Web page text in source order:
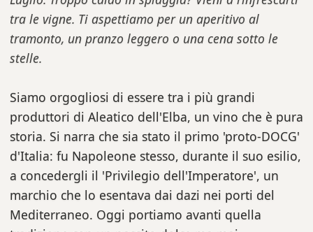
tra le vigne. Ti aspettiamo per un aperitivo al
tramonto, un pranzo leggero o una cena sotto le
stelle.
Siamo orgogliosi di essere tra i più grandi
produttori di Aleatico dell'Elba, un vino che è pura
storia. Si narra che sia stato il primo 'proto-DOCG'
d'Italia: fu Napoleone stesso, durante il suo esilio,
a concedergli il 'Privilegio dell'Imperatore', un
marchio che lo esentava dai dazi nei porti del
Mediterraneo. Oggi portiamo avanti quella